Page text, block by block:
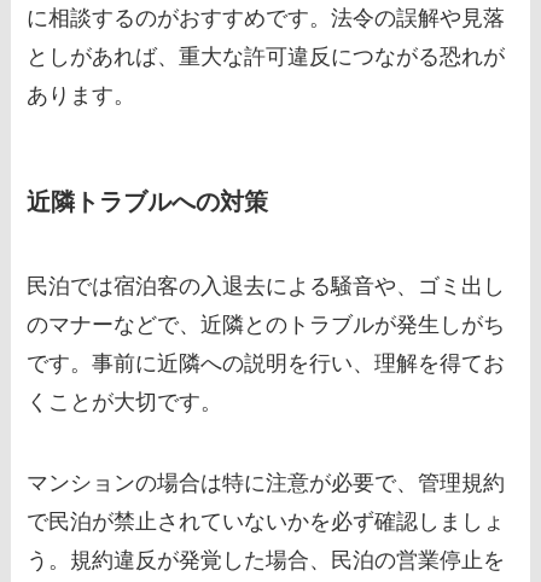
に相談するのがおすすめです。法令の誤解や見落
としがあれば、重大な許可違反につながる恐れが
あります。
近隣トラブルへの対策
民泊では宿泊客の入退去による騒音や、ゴミ出し
のマナーなどで、近隣とのトラブルが発生しがち
です。事前に近隣への説明を行い、理解を得てお
くことが大切です。
マンションの場合は特に注意が必要で、管理規約
で民泊が禁止されていないかを必ず確認しましょ
う。規約違反が発覚した場合、民泊の営業停止を